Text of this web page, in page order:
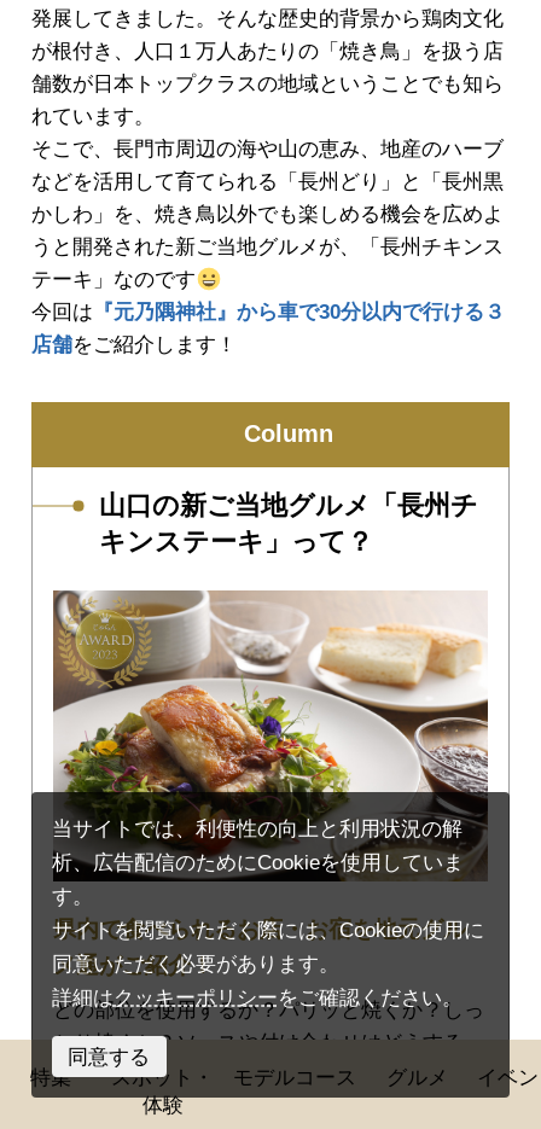
発展してきました。そんな歴史的背景から鶏肉文化
が根付き、人口１万人あたりの「焼き鳥」を扱う店
舗数が日本トップクラスの地域ということでも知ら
れています。
そこで、長門市周辺の海や山の恵み、地産のハーブ
などを活用して育てられる「長州どり」と「長州黒
かしわ」を、焼き鳥以外でも楽しめる機会を広めよ
うと開発された新ご当地グルメが、「長州チキンス
テーキ」なのです
今回は 『元乃隅神社』から車で30分以内で行ける３
店舗をご紹介します！
Column
山口の新ご当地グルメ「長州チ
キンステーキ」って？
県内で食べられるお店・お宿を地元グル
メ通がご紹介！
どの部位を使用するか？パリッと焼くか？しっ
とり焼くか？ソースや付け合わせはどうする
か？お店ごとに自由な発想で作られたチキンス
テーキは料理人のアイデアいっぱい！ 和風・
特集
スポット・
体験
モデルコース グルメ イベ
当サイトでは、利便性の向上と利用状況の解
析、広告配信のためにCookieを使用していま
す。
サイトを閲覧いただく際には、Cookieの使用に
同意いただく必要があります。
詳細はクッキーポリシーをご確認ください。
同意する